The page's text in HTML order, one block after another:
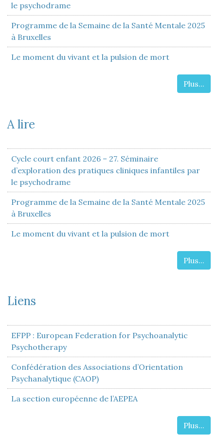
le psychodrame
Programme de la Semaine de la Santé Mentale 2025
à Bruxelles
Le moment du vivant et la pulsion de mort
Plus...
A lire
Cycle court enfant 2026 – 27. Séminaire
d’exploration des pratiques cliniques infantiles par
le psychodrame
Programme de la Semaine de la Santé Mentale 2025
à Bruxelles
Le moment du vivant et la pulsion de mort
Plus...
Liens
EFPP : European Federation for Psychoanalytic
Psychotherapy
Confédération des Associations d’Orientation
Psychanalytique (CAOP)
La section européenne de l’AEPEA
Plus...